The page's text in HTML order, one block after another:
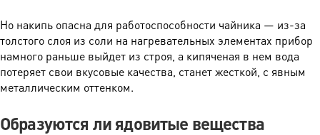
Но накипь опасна для работоспособности чайника — из-за
толстого слоя из соли на нагревательных элементах прибор
намного раньше выйдет из строя, а кипяченая в нем вода
потеряет свои вкусовые качества, станет жесткой, с явным
металлическим оттенком.
Образуются ли ядовитые вещества